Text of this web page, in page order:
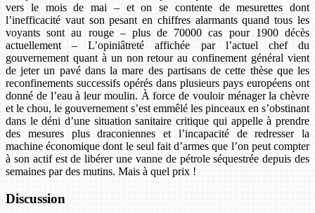
vers le mois de mai – et on se contente de mesurettes dont
l’inefficacité vaut son pesant en chiffres alarmants quand tous les
voyants sont au rouge – plus de 70000 cas pour 1900 décès
actuellement – L’opiniâtreté affichée par l’actuel chef du
gouvernement quant à un non retour au confinement général vient
de jeter un pavé dans la mare des partisans de cette thèse que les
reconfinements successifs opérés dans plusieurs pays européens ont
donné de l’eau à leur moulin. À force de vouloir ménager la chèvre
et le chou, le gouvernement s’est emmêlé les pinceaux en s’obstinant
dans le déni d’une situation sanitaire critique qui appelle à prendre
des mesures plus draconiennes et l’incapacité de redresser la
machine économique dont le seul fait d’armes que l’on peut compter
à son actif est de libérer une vanne de pétrole séquestrée depuis des
semaines par des mutins. Mais à quel prix !
Discussion